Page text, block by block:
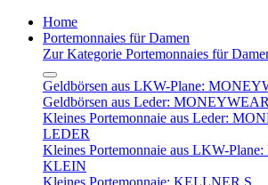
Home
Portemonnaies für Damen
Zur Kategorie Portemonnaies für
Geldbörsen aus LKW-Plane:
Geldbörsen aus Leder:
Kleines Portemonnaie aus Leder:
LEDER
Kleines Portemonnaie aus LKW-
KLEIN
Kleines Portemonnaie: KELLNER S